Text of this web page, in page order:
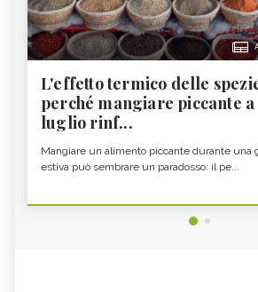
L'effetto termico delle
perché mangiare piccante a
luglio rinf...
Mangiare un alimento piccante durante una
estiva può sembrare un paradosso: il pe...